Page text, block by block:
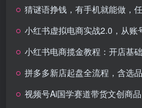
猜谜语挣钱，有手机就能做，任务无
小红书虚拟电商实战2.0，从账号注册
小红书电商揽金教程：开店基础/后台
拼多多新店起盘全流程，含选品上架、流量玩
视频号Ai国学赛道带货文创商